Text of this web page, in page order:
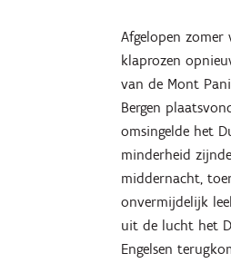
Afgelopen zomer
klaprozen
van de Mont
Bergen
omsingelde het
minderheid
middernacht,
onvermijdelijk
uit de lucht het
Engelsen